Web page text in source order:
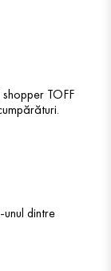
TOFF
dintre